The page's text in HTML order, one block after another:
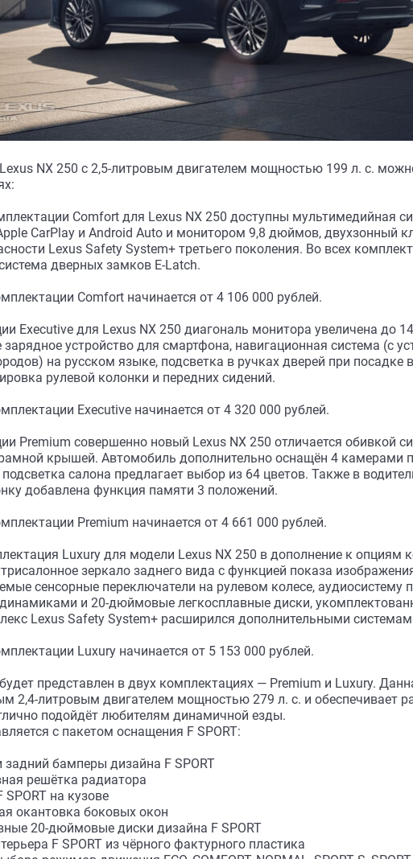
NX 250 c 2,5-литровым двигателем мощностью 199 л. с.
Comfort для Lexus NX 250 доступны мультимедийная
CarPlay и Android Auto и монитором 9,8 дюймов, двухзонный
Lexus Safety System+ третьего поколения. Во всех
дверных замков E-Latch.
Comfort начинается от 4 106 000 рублей.
Executive для Lexus NX 250 диагональ монитора увеличена до
зарядное устройство для смартфона, навигационная система (с
на русском языке, подсветка в ручках дверей при посадке
рулевой колонки и передних сидений.
Executive начинается от 4 320 000 рублей.
Premium совершенно новый Lexus NX 250 отличается обивкой
крышей. Автомобиль дополнительно оснащён 4 камерами
салона предлагает выбор из 64 цветов. Также в
добавлена функция памяти 3 положений.
Premium начинается от 4 661 000 рублей.
Luxury для модели Lexus NX 250 в дополнение к опциям
зеркало заднего вида с функцией показа
сенсорные переключатели на рулевом колесе, аудиосистему
и 20-дюймовые легкосплавные диски,
Lexus Safety System+ расширился дополнительными
Luxury начинается от 5 153 000 рублей.
представлен в двух комплектациях — Premium и Luxury.
2,4-литровым двигателем мощностью 279 л. с. и обеспечивает
подойдёт любителям динамичной езды.
с пакетом оснащения F SPORT:
задний бамперы дизайна F SPORT
решётка радиатора
SPORT на кузове
окантовка боковых окон
20-дюймовые диски дизайна F SPORT
F SPORT из чёрного фактурного пластика